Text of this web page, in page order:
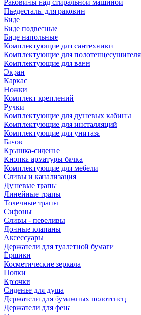
Раковины над стиральной машиной
Пьедесталы для раковин
Биде
Биде подвесные
Биде напольные
Комплектующие для сантехники
Комплектующие для полотенцесушителя
Комплектующие для ванн
Экран
Каркас
Ножки
Комплект креплений
Ручки
Комплектующие для душевых кабины
Комплектующие для инсталляций
Комплектующие для унитаза
Бачок
Крышка-сиденье
Кнопка арматуры бачка
Комплектующие для мебели
Сливы и канализация
Душевые трапы
Линейные трапы
Точечные трапы
Сифоны
Сливы - переливы
Донные клапаны
Аксессуары
Держатели для туалетной бумаги
Ёршики
Косметические зеркала
Полки
Крючки
Сиденье для душа
Держатели для бумажных полотенец
Держатели для фена